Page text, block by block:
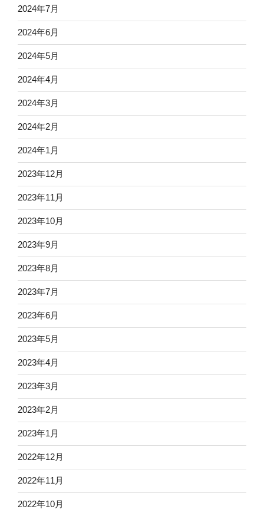
2024年7月
2024年6月
2024年5月
2024年4月
2024年3月
2024年2月
2024年1月
2023年12月
2023年11月
2023年10月
2023年9月
2023年8月
2023年7月
2023年6月
2023年5月
2023年4月
2023年3月
2023年2月
2023年1月
2022年12月
2022年11月
2022年10月